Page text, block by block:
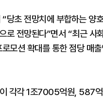
당초 전망치에 부합하는 양
로 전망된다”면서 “최근 사
모션 확대를 통한 점당 매
각각 1조7005억원, 587억